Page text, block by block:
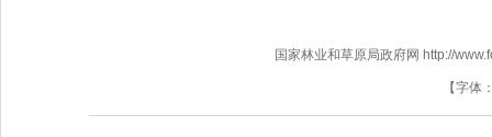
国家林业和草原局政府网 http://
【字体